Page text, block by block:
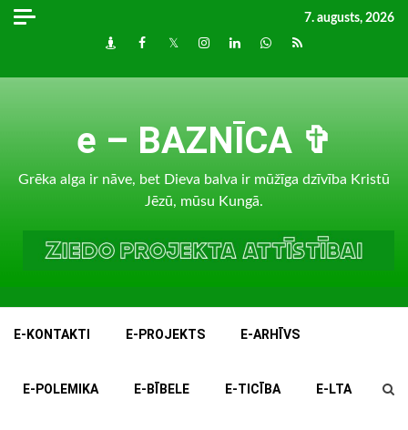
Skip
7. augusts, 2026
DraugiemFacebook
TwitterInstagram
LinkedInwhatsapp
RSS
e – BAZNĪCA ✞
Grēka alga ir nāve, bet Dieva balva ir mūžīga dzīvība Kristū
Jēzū, mūsu Kungā.
E-KONTAKTI E-PROJEKTS E-ARHĪVS
E-POLEMIKA E-BĪBELE E-TICĪBA E-LTA